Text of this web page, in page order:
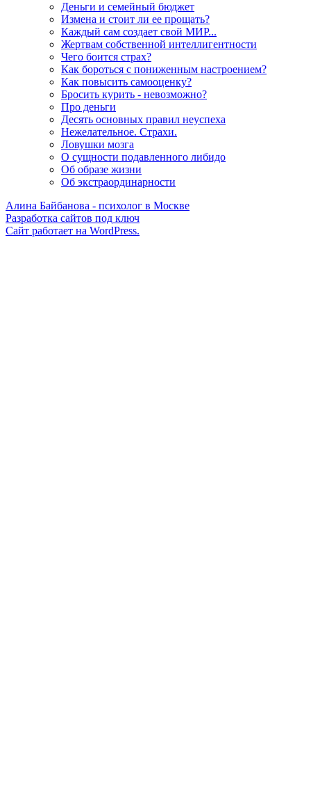
Деньги и семейный бюджет
Измена и стоит ли ее прощать?
Каждый сам создает свой МИР...
Жертвам собственной интеллигентности
Чего боится страх?
Как бороться с пониженным настроением?
Как повысить самооценку?
Бросить курить - невозможно?
Про деньги
Десять основных правил неуспеха
Нежелательное. Страхи.
Ловушки мозга
О сущности подавленного либидо
Об образе жизни
Об экстраординарности
Алина Байбанова - психолог в Москве
Разработка сайтов под ключ
Сайт работает на WordPress.